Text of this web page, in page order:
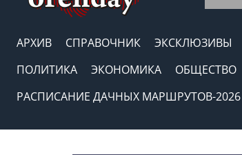
АРХИВ СПРАВОЧНИК ЭКСКЛЮЗИВЫ
ПОЛИТИКА
ЭКОНОМИКА ОБЩЕСТВО
РАСПИСАНИЕ ДАЧНЫХ МАРШРУТОВ-2026